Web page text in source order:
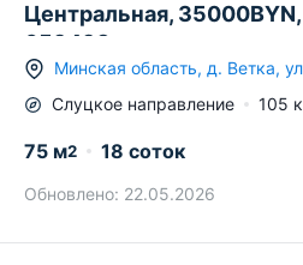
Центральная,
659493
Минская область, д. Ветка,
Слуцкое направление 105
75 м2 18 соток
Обновлено: 22.05.2026